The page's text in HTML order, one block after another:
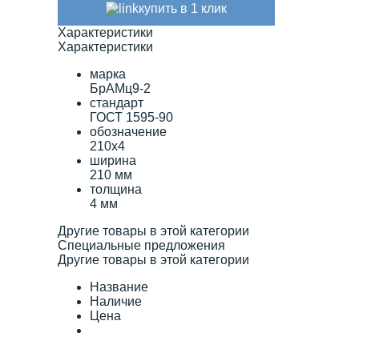
купить в 1 клик
Характеристики
Характеристики
марка
БрАМц9-2
стандарт
ГОСТ 1595-90
обозначение
210х4
ширина
210 мм
толщина
4 мм
Другие товары в этой категории
Специальные предложения
Другие товары в этой категории
Название
Наличие
Цена